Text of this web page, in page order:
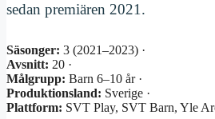
sedan premiären 2021.
Säsonger: 3 (2021–2023) ·
Avsnitt: 20 ·
Målgrupp: Barn 6–10 år ·
Produktionsland: Sverige ·
Plattform: SVT Play, SVT Barn, Yle